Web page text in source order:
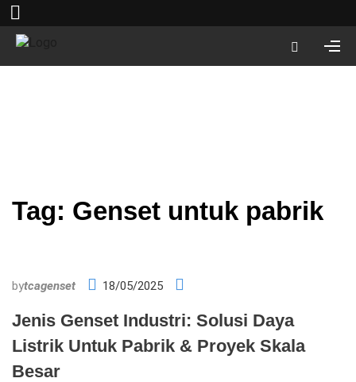
Tag: Genset untuk pabrik
bytcagenset 18/05/2025
Jenis Genset Industri: Solusi Daya
Listrik Untuk Pabrik & Proyek Skala
Besar